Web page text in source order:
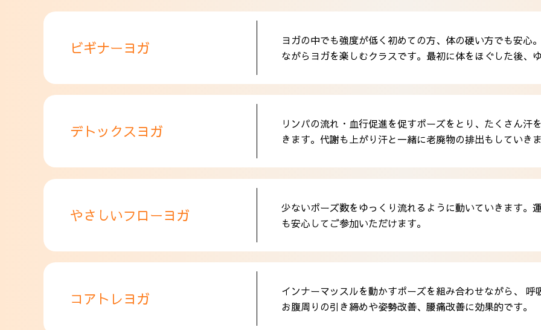
ビギナーヨガ
ヨガの中でも強度が低く初めての方、体の硬い方でも安心
ながらヨガを楽しむクラスです。最初に体をほぐした後、
デトックスヨガ
リンパの流れ・血行促進を促すポーズをとり、たくさん汗
きます。代謝も上がり汗と一緒に老廃物の排出もしていき
やさしいフローヨガ
少ないポーズ数をゆっくり流れるように動いていきます。
も安心してご参加いただけます。
コアトレヨガ
インナーマッスルを動かすポーズを組み合わせながら、
お腹周りの引き締めや姿勢改善、腰痛改善に効果的です。